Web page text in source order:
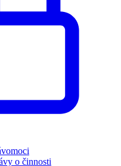
o činnosti